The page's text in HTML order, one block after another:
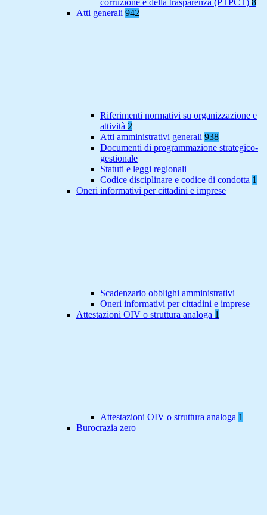
corruzione e della trasparenza (PTPCT) 8
Atti generali 942
Riferimenti normativi su organizzazione e
attività 2
Atti amministrativi generali 938
Documenti di programmazione strategico-
gestionale
Statuti e leggi regionali
Codice disciplinare e codice di condotta 1
Oneri informativi per cittadini e imprese
Scadenzario obblighi amministrativi
Oneri informativi per cittadini e imprese
Attestazioni OIV o struttura analoga 1
Attestazioni OIV o struttura analoga 1
Burocrazia zero